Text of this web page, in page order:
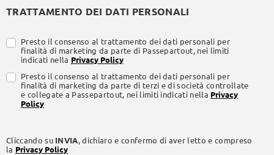
TRATTAMENTO DEI DATI PERSONALI
Presto il consenso al trattamento dei dati personali per
finalità di marketing da parte di Passepartout, nei limiti
indicati nella Privacy Policy
Presto il consenso al trattamento dei dati personali per
finalità di marketing da parte di terzi e di società controllate
e collegate a Passepartout, nei limiti indicati nella Privacy
Policy
Cliccando su INVIA, dichiaro e confermo di aver letto e compreso
la Privacy Policy